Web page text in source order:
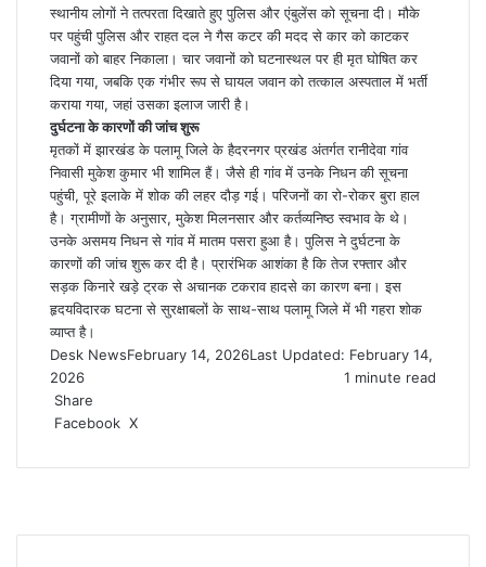
स्थानीय लोगों ने तत्परता दिखाते हुए पुलिस और एंबुलेंस को सूचना दी। मौके
पर पहुंची पुलिस और राहत दल ने गैस कटर की मदद से कार को काटकर
जवानों को बाहर निकाला। चार जवानों को घटनास्थल पर ही मृत घोषित कर
दिया गया, जबकि एक गंभीर रूप से घायल जवान को तत्काल अस्पताल में भर्ती
कराया गया, जहां उसका इलाज जारी है।
दुर्घटना के कारणों की जांच शुरू
मृतकों में झारखंड के पलामू जिले के हैदरनगर प्रखंड अंतर्गत रानीदेवा गांव
निवासी मुकेश कुमार भी शामिल हैं। जैसे ही गांव में उनके निधन की सूचना
पहुंची, पूरे इलाके में शोक की लहर दौड़ गई। परिजनों का रो-रोकर बुरा हाल
है। ग्रामीणों के अनुसार, मुकेश मिलनसार और कर्तव्यनिष्ठ स्वभाव के थे।
उनके असमय निधन से गांव में मातम पसरा हुआ है। पुलिस ने दुर्घटना के
कारणों की जांच शुरू कर दी है। प्रारंभिक आशंका है कि तेज रफ्तार और
सड़क किनारे खड़े ट्रक से अचानक टकराव हादसे का कारण बना। इस
हृदयविदारक घटना से सुरक्षाबलों के साथ-साथ पलामू जिले में भी गहरा शोक
व्याप्त है।
Desk NewsFebruary 14, 2026Last Updated: February 14,
2026
1 minute read
Share
Facebook X
Email